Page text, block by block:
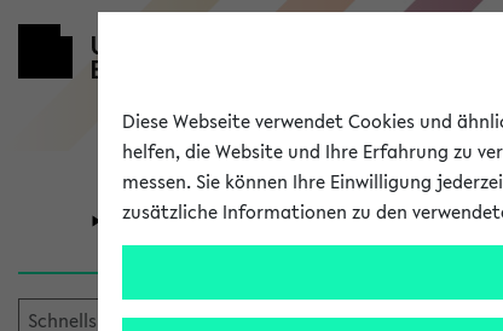
Universität Forschung
Im eKVV
Diese Webseite verwendet Cookies und
helfen, die Website und Ihre Erfahrung zu
messen. Sie können Ihre Einwilligung
zusätzliche Informationen zu den